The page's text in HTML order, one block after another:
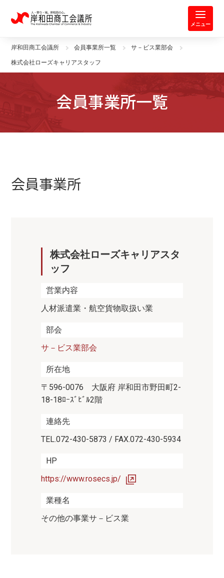
岸和田商工会議所 | 人・祭り・城。
メニュー
岸和田商工会議所 会員事業所一覧 サ－ビス業部会
株式会社ローズキャリアスタッフ
会員事業所一覧
会員事業所
株式会社ローズキャリアスタ
ッフ
営業内容
人材派遣業・航空貨物取扱い業
部会
サ－ビス業部会
所在地
〒596-0076 大阪府 岸和田市野田町2-
18-18ﾛｰｽﾞﾋﾞﾙ2階
連絡先
TEL.072-430-5873 / FAX.072-430-5934
HP
https://www.rosecs.jp/
業種名
その他の事業サ－ビス業